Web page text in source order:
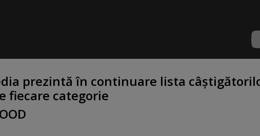
prezintă în continuare lista
fiecare categorie